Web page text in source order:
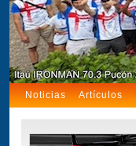
Noticias Artículos